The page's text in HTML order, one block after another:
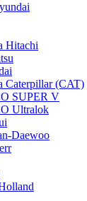
Hitachi
Caterpillar (CAT)
SUPER V
Ultralok
Daewoo